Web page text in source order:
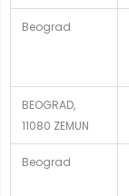
Beograd
BEOGRAD,
11080 ZEMUN
Beograd